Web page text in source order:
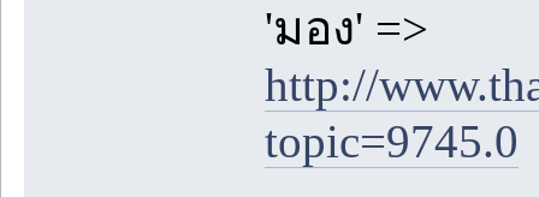
'มอง' =>
http://
topic=9745.0